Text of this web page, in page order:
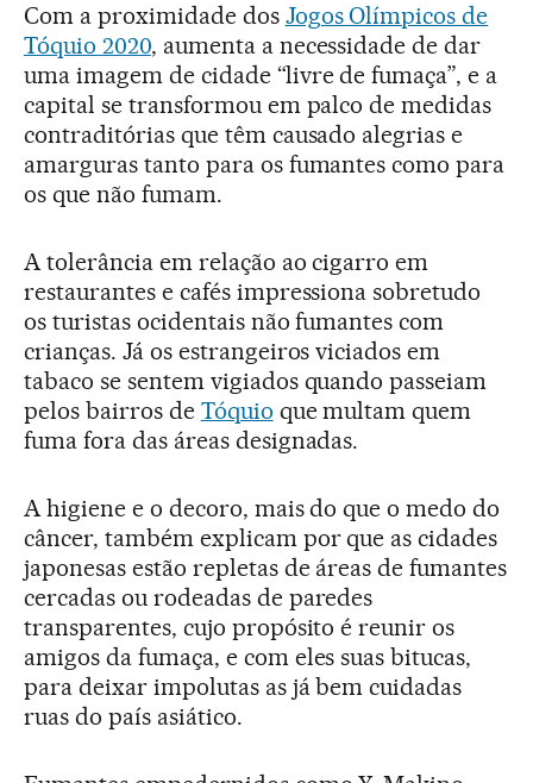
Com a proximidade dos Jogos Olímpicos de
Tóquio 2020, aumenta a necessidade de dar
uma imagem de cidade “livre de fumaça”, e a
capital se transformou em palco de medidas
contraditórias que têm causado alegrias e
amarguras tanto para os fumantes como para
os que não fumam.
A tolerância em relação ao cigarro em
restaurantes e cafés impressiona sobretudo
os turistas ocidentais não fumantes com
crianças. Já os estrangeiros viciados em
tabaco se sentem vigiados quando passeiam
pelos bairros de Tóquio que multam quem
fuma fora das áreas designadas.
A higiene e o decoro, mais do que o medo do
câncer, também explicam por que as cidades
japonesas estão repletas de áreas de fumantes
cercadas ou rodeadas de paredes
transparentes, cujo propósito é reunir os
amigos da fumaça, e com eles suas bitucas,
para deixar impolutas as já bem cuidadas
ruas do país asiático.